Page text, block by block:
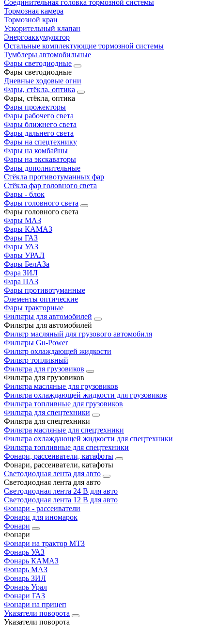
Соединительная головка тормозной системы
Тормозная камера
Тормозной кран
Ускорительный клапан
Энергоаккумулятор
Остальные комплектующие тормозной системы
Тумблеры автомобильные
Фары светодиодные
Фары светодиодные
Дневные ходовые огни
Фары, стёкла, оптика
Фары, стёкла, оптика
Фары прожекторы
Фары рабочего света
Фары ближнего света
Фары дальнего света
Фары на спецтехнику
Фары на комбайны
Фары на экскаваторы
Фары дополнительные
Стёкла противотуманных фар
Стёкла фар головного света
Фары - блок
Фары головного света
Фары головного света
Фары МАЗ
Фары КАМАЗ
Фары ГАЗ
Фары УАЗ
Фары УРАЛ
Фары БелАЗа
Фара ЗИЛ
Фара ПАЗ
Фары противотуманные
Элементы оптические
Фары тракторные
Фильтры для автомобилей
Фильтры для автомобилей
Фильтр масляный для грузового автомобиля
Фильтры Gu-Power
Фильтр охлаждающей жидкости
Фильтр топливный
Фильтра для грузовиков
Фильтра для грузовиков
Фильтра масляные для грузовиков
Фильтра охлаждающей жидкости для грузовиков
Фильтра топливные для грузовиков
Фильтра для спецтехники
Фильтра для спецтехники
Фильтра масляные для спецтехники
Фильтра охлаждающей жидкости для спецтехники
Фильтра топливные для спецтехники
Фонари, рассеиватели, катафоты
Фонари, рассеиватели, катафоты
Светодиодная лента для авто
Светодиодная лента для авто
Светодиодная лента 24 В для авто
Светодиодная лента 12 В для авто
Фонари - рассеиватели
Фонари для иномарок
Фонари
Фонари
Фонари на трактор МТЗ
Фонарь УАЗ
Фонарь КАМАЗ
Фонарь МАЗ
Фонарь ЗИЛ
Фонарь Урал
Фонари ГАЗ
Фонари на прицеп
Указатели поворота
Указатели поворота